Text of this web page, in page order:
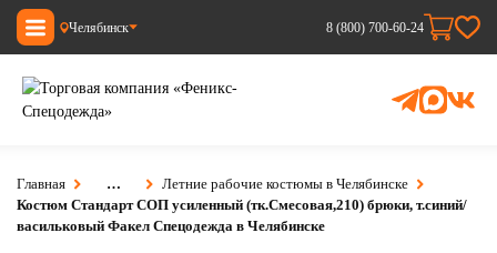
Челябинск 8 (800) 700-60-24
Главная …
Летние рабочие костюмы в Челябинске
Костюм Стандарт СОП усиленный (тк.Смесовая,210) брюки, т.синий/
васильковый Факел Спецодежда в Челябинске